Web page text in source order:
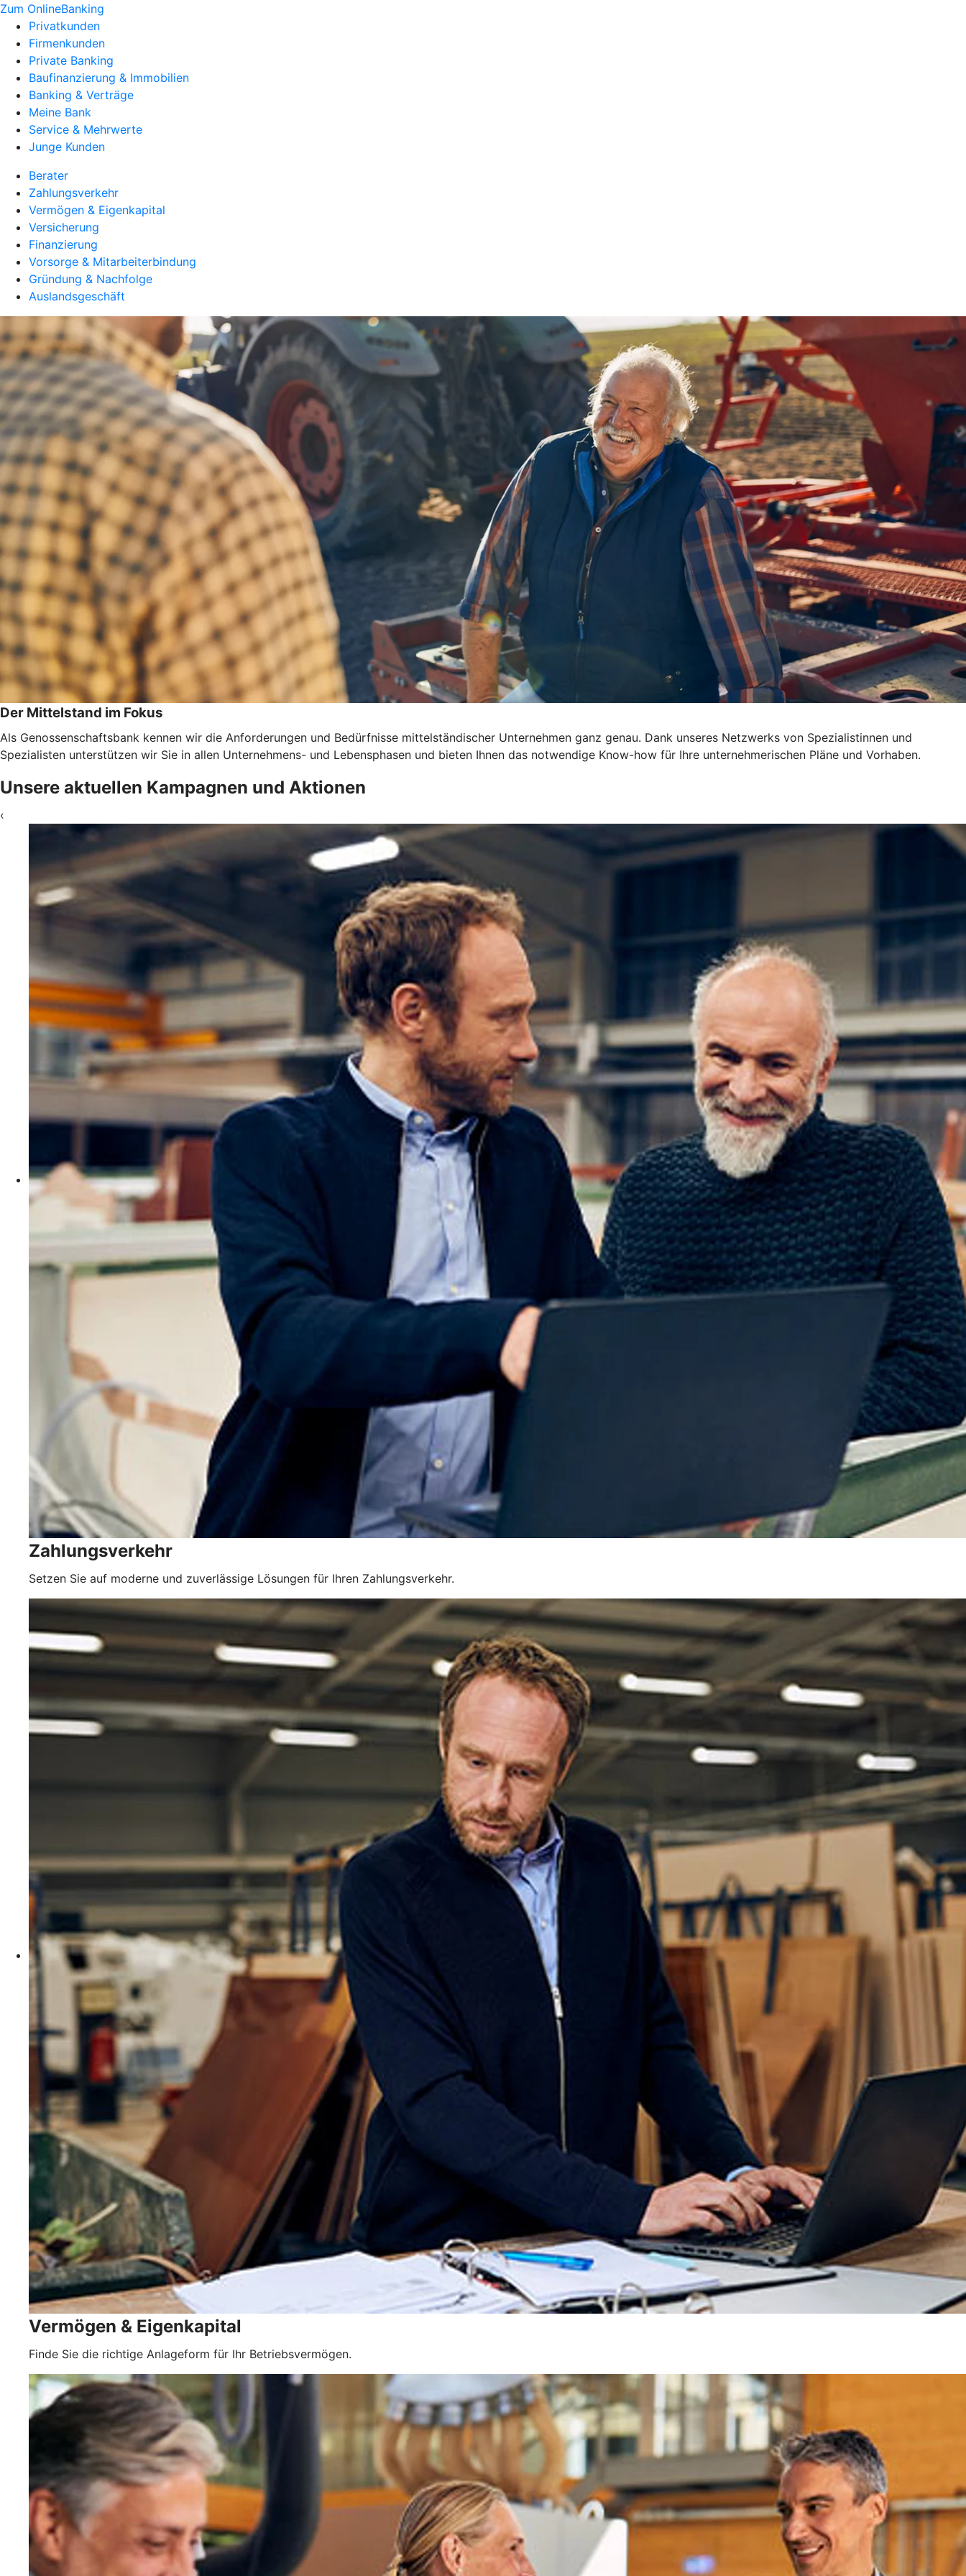
Zum OnlineBanking
Privatkunden
Firmenkunden
Private Banking
Baufinanzierung & Immobilien
Banking & Verträge
Meine Bank
Service & Mehrwerte
Junge Kunden
Berater
Zahlungsverkehr
Vermögen & Eigenkapital
Versicherung
Finanzierung
Vorsorge & Mitarbeiterbindung
Gründung & Nachfolge
Auslandsgeschäft
Der Mittelstand im Fokus
Als Genossenschaftsbank kennen wir die Anforderungen und Bedürfnisse mittelständischer Unternehmen ganz genau. Dank unseres Netzwerks von Spezialistinnen und
Spezialisten unterstützen wir Sie in allen Unternehmens- und Lebensphasen und bieten Ihnen das notwendige Know-how für Ihre unternehmerischen Pläne und Vorhaben.
Unsere aktuellen Kampagnen und Aktionen
‹
Zahlungsverkehr
Setzen Sie auf moderne und zuverlässige Lösungen für Ihren Zahlungsverkehr.
Vermögen & Eigenkapital
Finde Sie die richtige Anlageform für Ihr Betriebsvermögen.